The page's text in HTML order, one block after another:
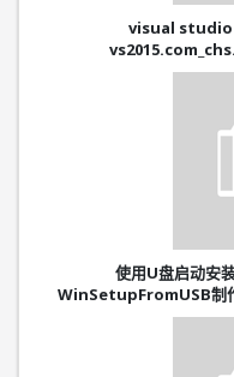
visual studio
使用U盘启动安
WinSetupFromUSB制